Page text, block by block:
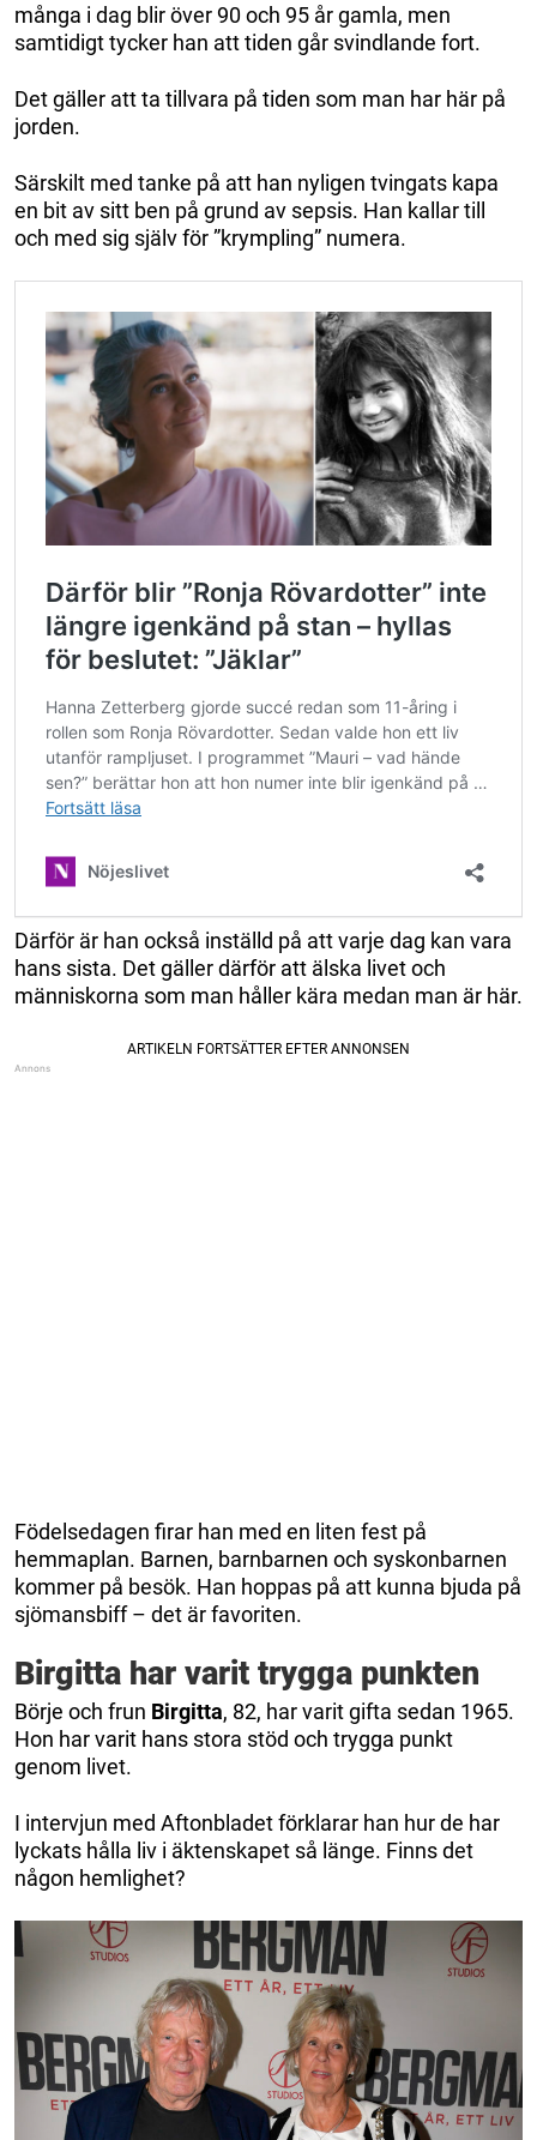
många i dag blir över 90 och 95 år gamla, men
samtidigt tycker han att tiden går svindlande fort.
Det gäller att ta tillvara på tiden som man har här på
jorden.
Särskilt med tanke på att han nyligen tvingats kapa
en bit av sitt ben på grund av sepsis. Han kallar till
och med sig själv för ”krympling” numera.
Därför är han också inställd på att varje dag kan vara
hans sista. Det gäller därför att älska livet och
människorna som man håller kära medan man är här.
Födelsedagen firar han med en liten fest på
hemmaplan. Barnen, barnbarnen och syskonbarnen
kommer på besök. Han hoppas på att kunna bjuda på
sjömansbiff – det är favoriten.
Birgitta har varit trygga punkten
Börje och frun Birgitta, 82, har varit gifta sedan 1965.
Hon har varit hans stora stöd och trygga punkt
genom livet.
I intervjun med Aftonbladet förklarar han hur de har
lyckats hålla liv i äktenskapet så länge. Finns det
någon hemlighet?